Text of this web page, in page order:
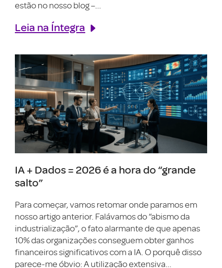
estão no nosso blog –...
Leia na Íntegra
IA + Dados = 2026 é a hora do “grande
salto”
Para começar, vamos retomar onde paramos em
nosso artigo anterior. Falávamos do “abismo da
industrialização”, o fato alarmante de que apenas
10% das organizações conseguem obter ganhos
financeiros significativos com a IA. O porquê disso
parece-me óbvio: A utilização extensiva...